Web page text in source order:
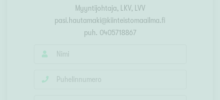
Myyntijohtaja, LKV, LVV
pasi.hautamaki@kiinteistomaailma.fi
puh. 0405718867